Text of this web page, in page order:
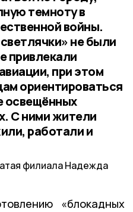
темноту в
войны.
не были
привлекали
при этом
ориентироваться
освещённых
С ними жители
работали и
филиала Надежда
«блокадных